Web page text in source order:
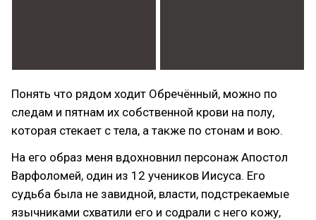
Понять что рядом ходит Обречённый, можно по
следам и пятнам их собственной крови на полу,
которая стекает с тела, а также по стонам и вою.
На его образ меня вдохновнил персонаж Апостол
Варфоломей, один из 12 учеников Иисуса. Его
судьба была не завидной, власти, подстрекаемые
язычниками схватили его и содрали с него кожу,